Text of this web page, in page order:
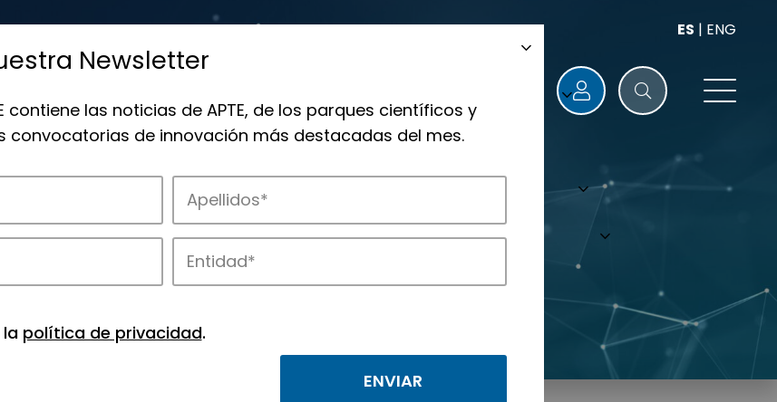
ES | ENG
y sus parques científicos y tecnológicos.
Newsletter
contiene las noticias de APTE, de los parques científicos y
convocatorias de innovación más destacadas del mes.
política de privacidad.